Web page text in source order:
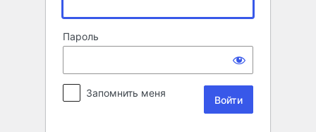
Пароль
Запомнить меня